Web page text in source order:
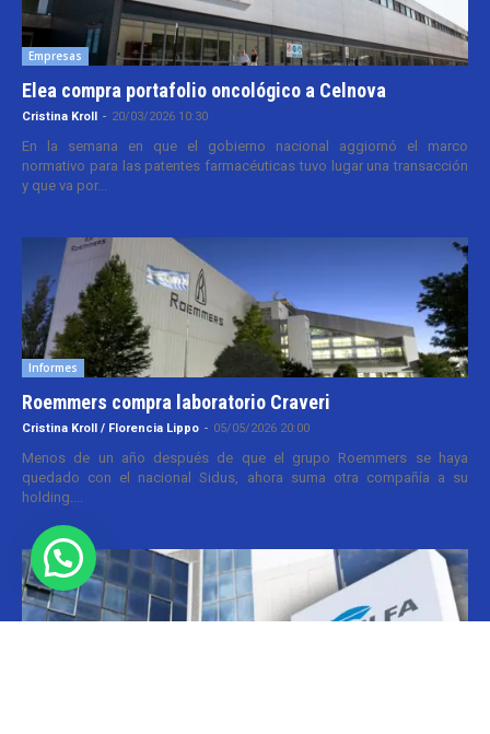
Empresas
Elea compra portafolio oncológico a Celnova
Cristina Kroll - 20/03/2026 10:30
En la semana en que el gobierno nacional aggiornó el marco
normativo para las patentes farmacéuticas tuvo lugar una transacción
y que va por...
Informes
Roemmers compra laboratorio Craveri
Cristina Kroll / Florencia Lippo - 05/05/2026 20:00
Menos de un año después de que el grupo Roemmers se haya
quedado con el nacional Sidus, ahora suma otra compañía a su
holding....